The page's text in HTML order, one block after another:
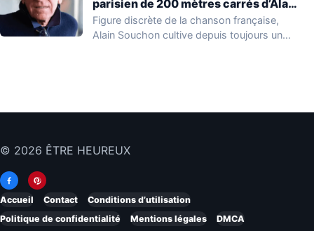
parisien de 200 mètres carrés d’Alain
Souchon
Figure discrète de la chanson française,
Alain Souchon cultive depuis toujours un
© 2026 ÊTRE HEUREUX
Accueil Contact
Conditions d’utilisation
Politique de confidentialité
Mentions légales DMCA